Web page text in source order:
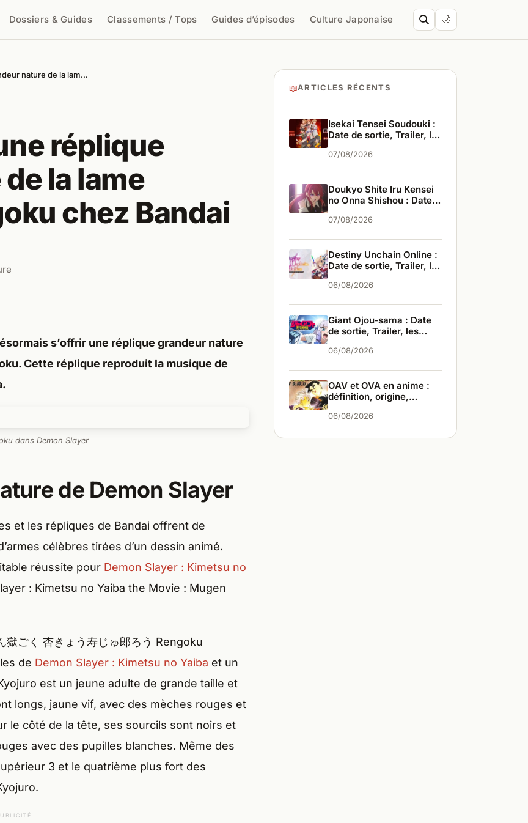
Dossiers & Guides Classements / Tops Guides d’épisodes Culture Japonaise 🌙
nature de la lam…
réplique
la lame
chez Bandai
s’offrir une réplique grandeur nature
Cette réplique reproduit la musique de
dans Demon Slayer
de Demon Slayer
et les répliques de Bandai offrent de
célèbres tirées d’un dessin animé.
réussite pour Demon Slayer : Kimetsu no
: Kimetsu no Yaiba the Movie : Mugen
ごく 杏きょう寿じゅ郎ろう Rengoku
de Demon Slayer : Kimetsu no Yaiba et un
est un jeune adulte de grande taille et
longs, jaune vif, avec des mèches rouges et
le côté de la tête, ses sourcils sont noirs et
avec des pupilles blanches. Même des
3 et le quatrième plus fort des
📖ARTICLES RÉCENTS
Isekai Tensei Soudouki :
Date de sortie, Trailer, les
07/08/2026
Doukyo Shite Iru Kensei
no Onna Shishou : Date
infos
07/08/2026
Destiny Unchain Online :
Date de sortie, Trailer, les
06/08/2026
Giant Ojou-sama : Date
de sortie, Trailer, les
06/08/2026
OAV et OVA en anime :
définition, origine,
06/08/2026